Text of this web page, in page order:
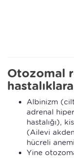
Otozomal
Albinizm
adrenal
hastalığı),
(Ailevi
hücreli
Yine